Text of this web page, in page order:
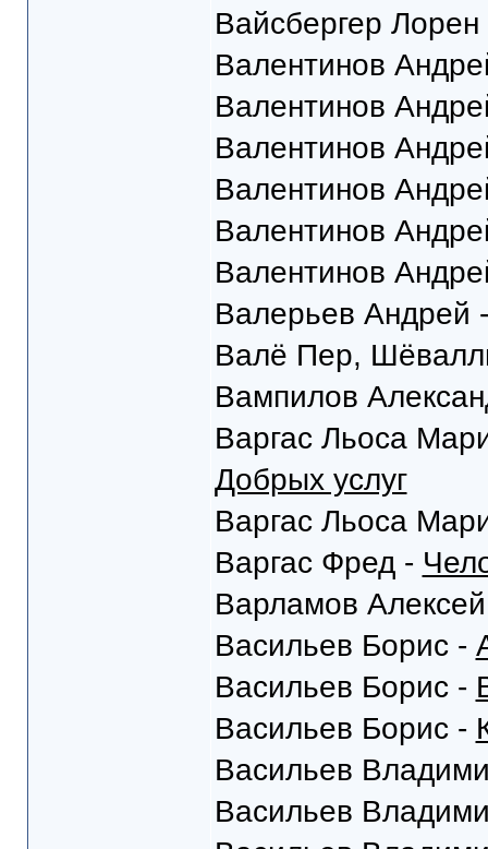
Вайсбергер
Валентинов
Валентинов
Валентинов
Валентинов
Валентинов
Валентинов
Валерьев Андрей
Валё Пер,
Вампилов
Варгас Льоса
Добрых услуг
Варгас Льоса
Варгас Фред -
Варламов
Васильев Борис -
Васильев Борис -
Васильев Борис -
Васильев
Васильев